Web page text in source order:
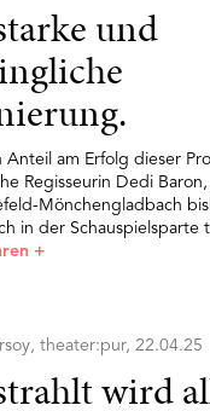
und
Anteil am Erfolg dieser
Regisseurin Dedi
Mönchengladbach
in der Schauspielsparte
+
theater:pur, 22.04.25
wird